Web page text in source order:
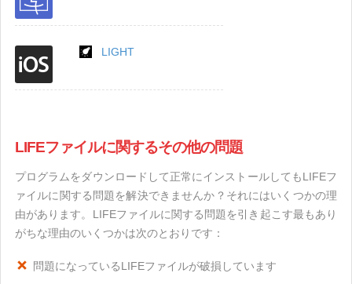
LIGHT
LIFEファイルに関するその他の問題
プログラムをダウンロードして正常にインストールしてもLIFEフ
ァイルに関する問題を解決できませんか？それにはいくつかの理
由があります。LIFEファイルに関する問題を引き起こす最もあり
がちな理由のいくつかは次のとおりです：
問題になっているLIFEファイルが破損しています